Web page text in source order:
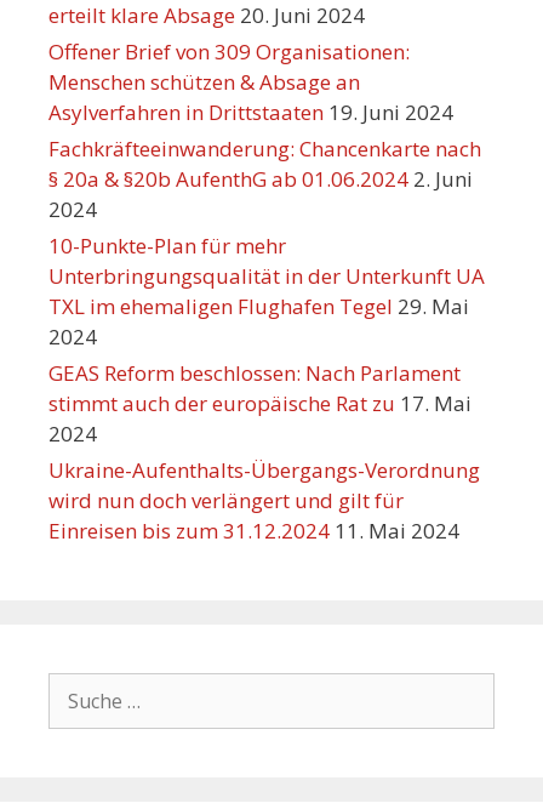
erteilt klare Absage 20. Juni 2024
Offener Brief von 309 Organisationen:
Menschen schützen & Absage an
Asylverfahren in Drittstaaten 19. Juni 2024
Fachkräfteeinwanderung: Chancenkarte nach
§ 20a & §20b AufenthG ab 01.06.2024 2. Juni
2024
10-Punkte-Plan für mehr
Unterbringungsqualität in der Unterkunft UA
TXL im ehemaligen Flughafen Tegel 29. Mai
2024
GEAS Reform beschlossen: Nach Parlament
stimmt auch der europäische Rat zu 17. Mai
2024
Ukraine-Aufenthalts-Übergangs-Verordnung
wird nun doch verlängert und gilt für
Einreisen bis zum 31.12.2024 11. Mai 2024